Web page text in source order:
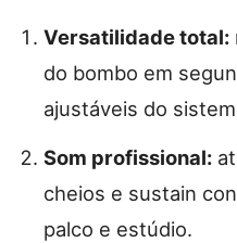
Versatilidade total:
do bombo em
ajustáveis do
Som profissional:
cheios e sustain
palco e estúdio.